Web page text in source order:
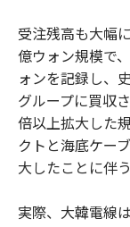
受注残高も大幅
億ウォン規模で
ォンを記録し、
グループに買収
倍以上拡大した
クトと海底ケー
大したことに伴
実際、大韓電線